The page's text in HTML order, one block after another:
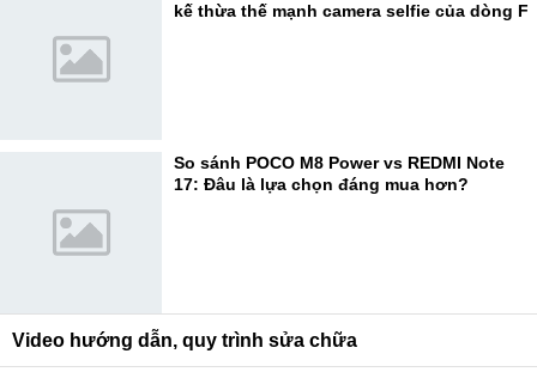
kế thừa thế mạnh camera selfie của dòng F
So sánh POCO M8 Power vs REDMI Note
17: Đâu là lựa chọn đáng mua hơn?
Video hướng dẫn, quy trình sửa chữa